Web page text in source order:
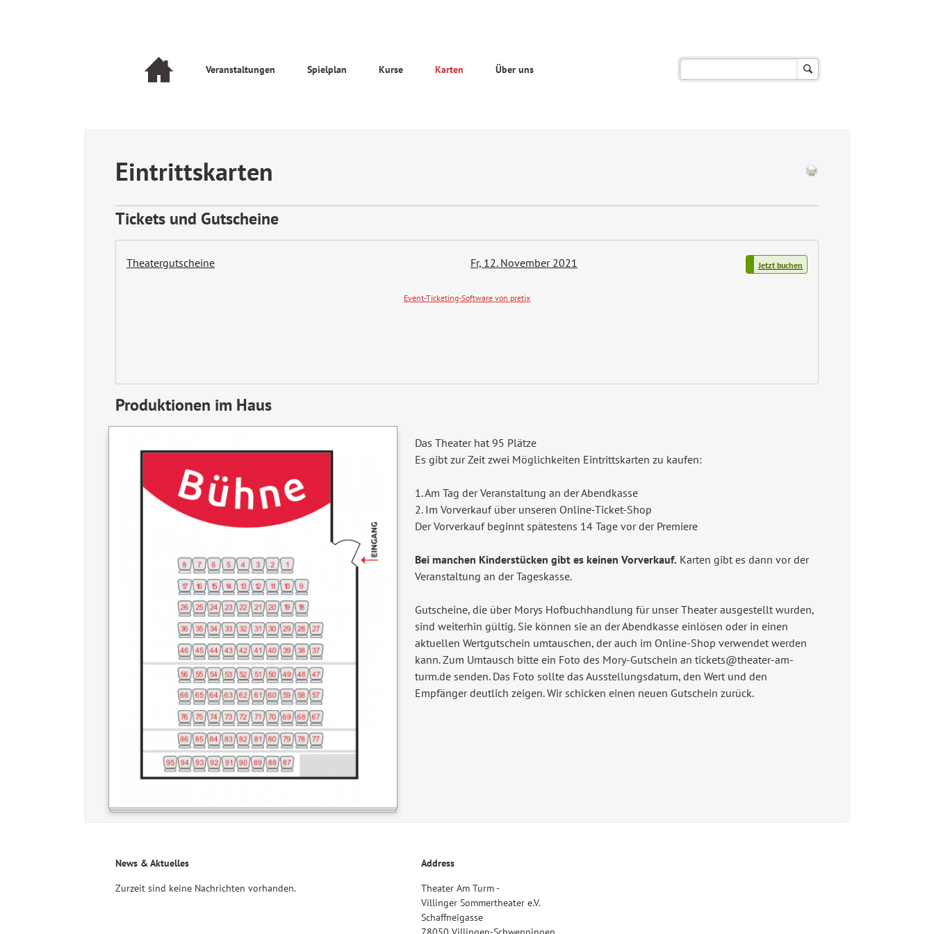
Navigation
überspringen
Veranstaltungen Spielplan Kurse Karten Über uns
Eintrittskarten
Tickets und Gutscheine
Theatergutscheine Fr, 12. November 2021 Jetzt buchen
Event-Ticketing-Software von pretix
Produktionen im Haus
Das Theater hat 95 Plätze
Es gibt zur Zeit zwei Möglichkeiten Eintrittskarten zu kaufen:
1. Am Tag der Veranstaltung an der Abendkasse
2. Im Vorverkauf über unseren Online-Ticket-Shop
Der Vorverkauf beginnt spätestens 14 Tage vor der Premiere
Bei manchen Kinderstücken gibt es keinen Vorverkauf. Karten gibt es dann vor der
Veranstaltung an der Tageskasse.
Gutscheine, die über Morys Hofbuchhandlung für unser Theater ausgestellt wurden,
sind weiterhin gültig. Sie können sie an der Abendkasse einlösen oder in einen
aktuellen Wertgutschein umtauschen, der auch im Online-Shop verwendet werden
kann. Zum Umtausch bitte ein Foto des Mory-Gutschein an tickets@theater-am-
turm.de senden. Das Foto sollte das Ausstellungsdatum, den Wert und den
Empfänger deutlich zeigen. Wir schicken einen neuen Gutschein zurück.
News & Aktuelles
Zurzeit sind keine Nachrichten vorhanden.
Address
Theater Am Turm -
Villinger Sommertheater e.V.
Schaffneigasse